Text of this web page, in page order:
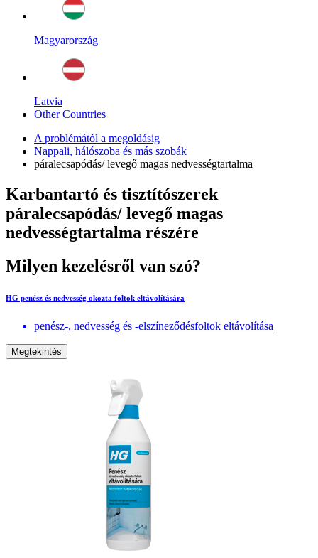
Magyarország
Latvia
Other Countries
A problémától a megoldásig
Nappali, hálószoba és más szobák
páralecsapódás/ levegő magas nedvességtartalma
Karbantartó és tisztítószerek
páralecsapódás/ levegő magas
nedvességtartalma részére
Milyen kezelésről van szó?
HG penész és nedvesség okozta foltok eltávolítására
penész-, nedvesség és -elszíneződésfoltok eltávolítása
Megtekintés